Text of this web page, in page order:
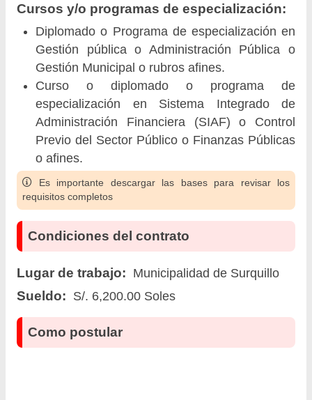
Cursos y/o programas de especialización:
Diplomado o Programa de especialización en
Gestión pública o Administración Pública o
Gestión Municipal o rubros afines.
Curso o diplomado o programa de
especialización en Sistema Integrado de
Administración Financiera (SIAF) o Control
Previo del Sector Público o Finanzas Públicas
o afines.
Es importante descargar las bases para revisar los
requisitos completos
Condiciones del contrato
Lugar de trabajo: Municipalidad de Surquillo
Sueldo: S/. 6,200.00 Soles
Como postular